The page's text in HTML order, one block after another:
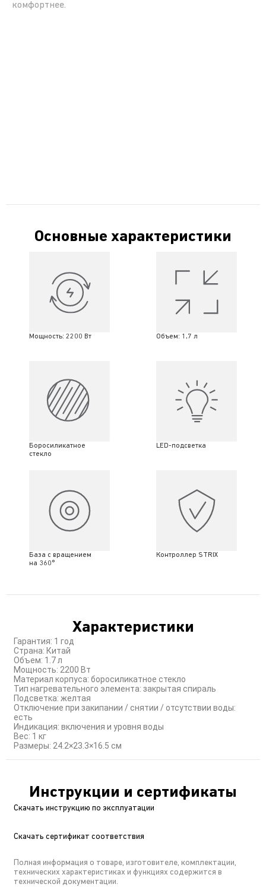
комфортнее.
Основные характеристики
Мощность: 2200 Вт Объем: 1,7 л
Боросиликатное
стекло
LED-подсветка
База с вращением
на 360°
Контроллер STRIX
Характеристики
Гарантия: 1 год
Страна: Китай
Объем: 1.7 л
Мощность: 2200 Вт
Материал корпуса: боросиликатное стекло
Тип нагревательного элемента: закрытая спираль
Подсветка: желтая
Отключение при закипании / снятии / отсутствии воды:
есть
Индикация: включения и уровня воды
Вес: 1 кг
Размеры: 24.2×23.3×16.5 см
Инструкции и сертификаты
Скачать инструкцию по эксплуатации
Скачать сертификат соответствия
Полная информация о товаре, изготовителе, комплектации,
технических характеристиках и функциях содержится в
технической документации.